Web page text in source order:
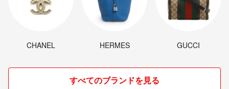
CHANEL HERMES GUCCI
すべてのブランドを見る